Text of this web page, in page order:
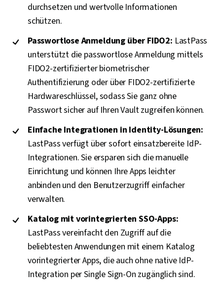
durchsetzen und wertvolle Informationen
schützen.
Passwortlose Anmeldung über FIDO2: LastPass
unterstützt die passwortlose Anmeldung mittels
FIDO2-zertifizierter biometrischer
Authentifizierung oder über FIDO2-zertifizierte
Hardwareschlüssel, sodass Sie ganz ohne
Passwort sicher auf Ihren Vault zugreifen können.
Einfache Integrationen in Identity-Lösungen:
LastPass verfügt über sofort einsatzbereite IdP-
Integrationen. Sie ersparen sich die manuelle
Einrichtung und können Ihre Apps leichter
anbinden und den Benutzerzugriff einfacher
verwalten.
Katalog mit vorintegrierten SSO-Apps:
LastPass vereinfacht den Zugriff auf die
beliebtesten Anwendungen mit einem Katalog
vorintegrierter Apps, die auch ohne native IdP-
Integration per Single Sign-On zugänglich sind.